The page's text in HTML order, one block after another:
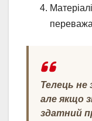
Телець
але якщо
здатний